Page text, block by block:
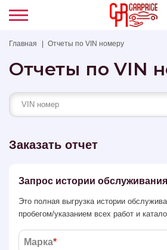
Главная Отчеты по VIN номеру
Отчеты по VIN
Заказать отчет
Запрос истории
Это полная выгрузка истории
пробегом/указанием всех работ и
Марка*